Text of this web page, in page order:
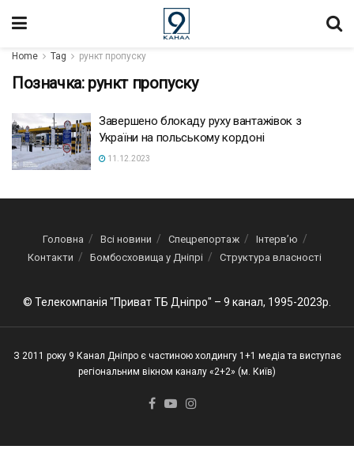
Home Tag рункт пропуску
Позначка: рункт пропуску
Завершено блокаду руху вантажівок з
України на польському кордоні
11.12.2023
Головна Всі новини Спецрепортаж
Інтерв’ю
Контакти
Бомбосховища у Дніпрі Структура власності
© Телекомпанія "Приват ТБ Дніпро" – 9 канал, 1995-2023р.
З 2011 року 9 Канал Дніпро є частиною холдингу 1+1 медіа та виступає
регіональним вікном каналу «2+2» (м. Київ)